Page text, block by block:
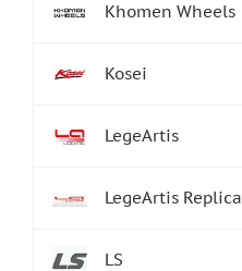
Khomen Wheels
Kosei
LegeArtis
LegeArtis Replica
LS